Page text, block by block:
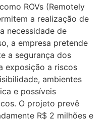
ROVs (Remotely
a realização de
necessidade de
a empresa pretende
a segurança dos
exposição a riscos
ambientes
e possíveis
O projeto prevê
R$ 2 milhões e